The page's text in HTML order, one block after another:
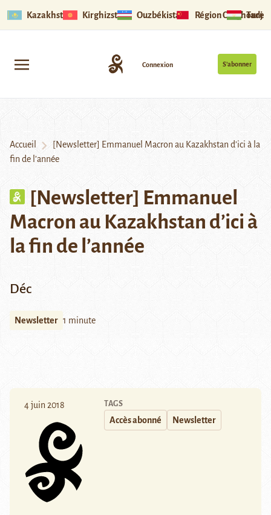
Kazakhstan Kirghizstan Ouzbékistan Région Ouïghoure
S’abonner
Connexion
Accueil
[Newsletter] Emmanuel Macron au Kazakhstan d’ici à la
fin de l’année
[Newsletter] Emmanuel
Macron au Kazakhstan d’ici à
la fin de l’année
Déc
Newsletter 1 minute
4 juin 2018 TAGS
Accès abonné Newsletter